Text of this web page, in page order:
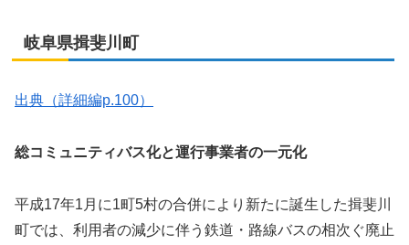
岐阜県揖斐川町
出典（詳細編p.100）
総コミュニティバス化と運行事業者の一元化
平成17年1月に1町5村の合併により新たに誕生した揖斐川
町では、利用者の減少に伴う鉄道・路線バスの相次ぐ廃止